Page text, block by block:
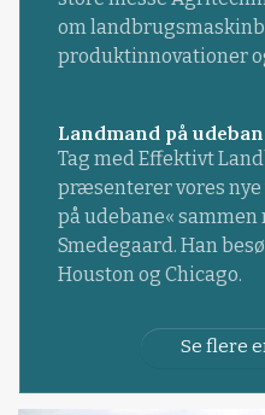
om
produktinnovationer
Landmand på
Tag med Effektivt
præsenterer vores
på udebane« sammen
Smedegaard. Han
Houston og Chicago.
Se flere